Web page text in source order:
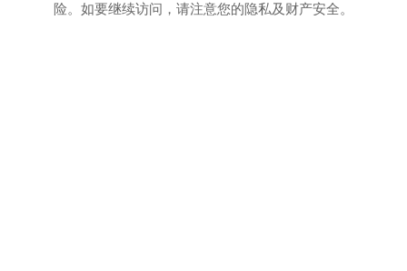
险。如要继续访问，请注意您的隐私及财产安全。